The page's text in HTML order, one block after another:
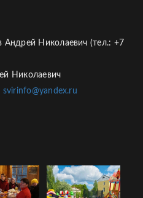
Андрей Николаевич (тел.: +7
Николаевич
svirinfo@yandex.ru